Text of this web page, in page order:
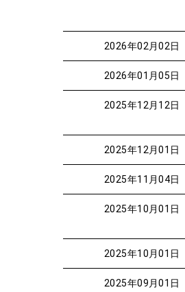
2026年02月02日
2026年01月05日
2025年12月12日
2025年12月01日
2025年11月04日
2025年10月01日
2025年10月01日
2025年09月01日